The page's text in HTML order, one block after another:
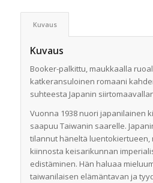
Kuvaus
Kuvaus
Booker-palkittu, maukkaalla
katkeransuloinen romaani
suhteesta Japanin
Vuonna 1938 nuori japanilainen
saapuu Taiwanin saarelle.
tilannut häneltä luentokiertueen,
kiinnosta keisarikunnan
edistäminen. Hän haluaa
taiwanilaisen elämäntavan ja